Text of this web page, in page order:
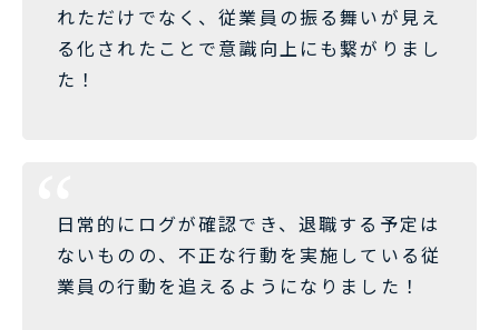
れただけでなく、従業員の振る舞いが見え
る化されたことで意識向上にも繋がりまし
た！
日常的にログが確認でき、退職する予定は
ないものの、不正な行動を実施している従
業員の行動を追えるようになりました！